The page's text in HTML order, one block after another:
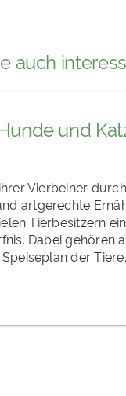
auch
und
Vierbeiner
artgerechte
Tierbesitzern ein
Dabei gehören
der Tiere.